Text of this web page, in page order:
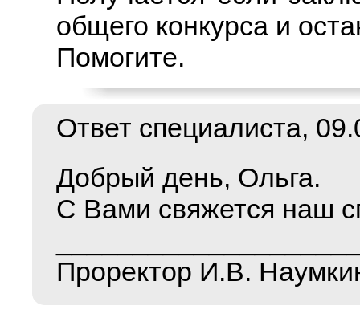
общего конкурса и
Помогите.
Ответ специалиста,
Добрый день, Ольга.
С Вами свяжется наш
Проректор И.В.